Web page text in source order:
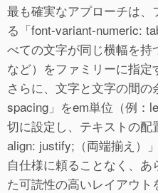
最も確実なアプローチは
る「font-variant-numeric:
べての文字が同じ横幅を
など）をファミリーに指定
さらに、文字と文字の間
spacing」をem単位（例：
切に設定し、テキストの
align: justify;（両端揃え）
自仕様に頼ることなく、
た可読性の高いレイアウト